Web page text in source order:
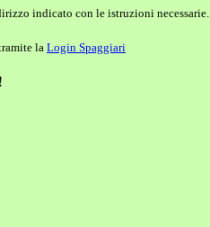
indicato con le istruzioni necessarie.
la Login Spaggiari